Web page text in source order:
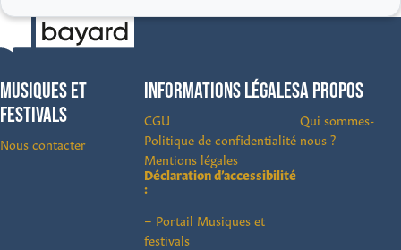
MUSIQUES ET
FESTIVALS
Nous contacter
INFORMATIONS LÉGALES
CGU
Politique de confidentialité
Mentions légales
Déclaration d’accessibilité
:
– Portail Musiques et
festivals
A PROPOS
Qui sommes-
nous ?